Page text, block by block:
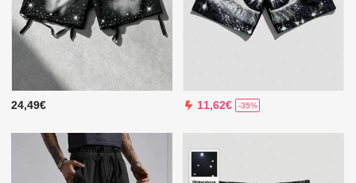
24,49€ 11,62€ -35%